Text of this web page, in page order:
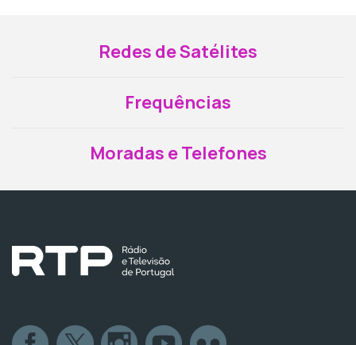
Redes de Satélites
Frequências
Moradas e Telefones